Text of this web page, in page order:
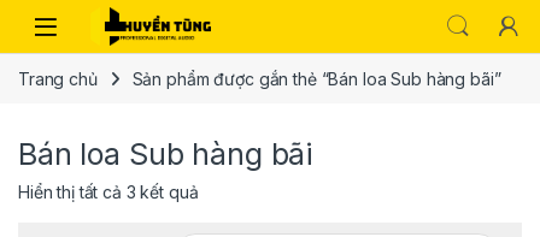
Trang chủ Sản phẩm được gắn thẻ “Bán loa Sub hàng bãi”
Bán loa Sub hàng bãi
Hiển thị tất cả 3 kết quả